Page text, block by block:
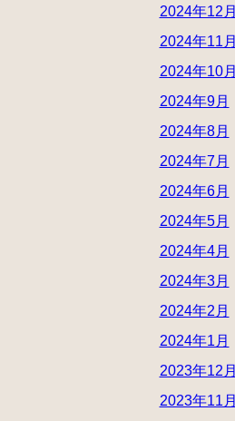
2024年12月
2024年11月
2024年10月
2024年9月
2024年8月
2024年7月
2024年6月
2024年5月
2024年4月
2024年3月
2024年2月
2024年1月
2023年12月
2023年11月